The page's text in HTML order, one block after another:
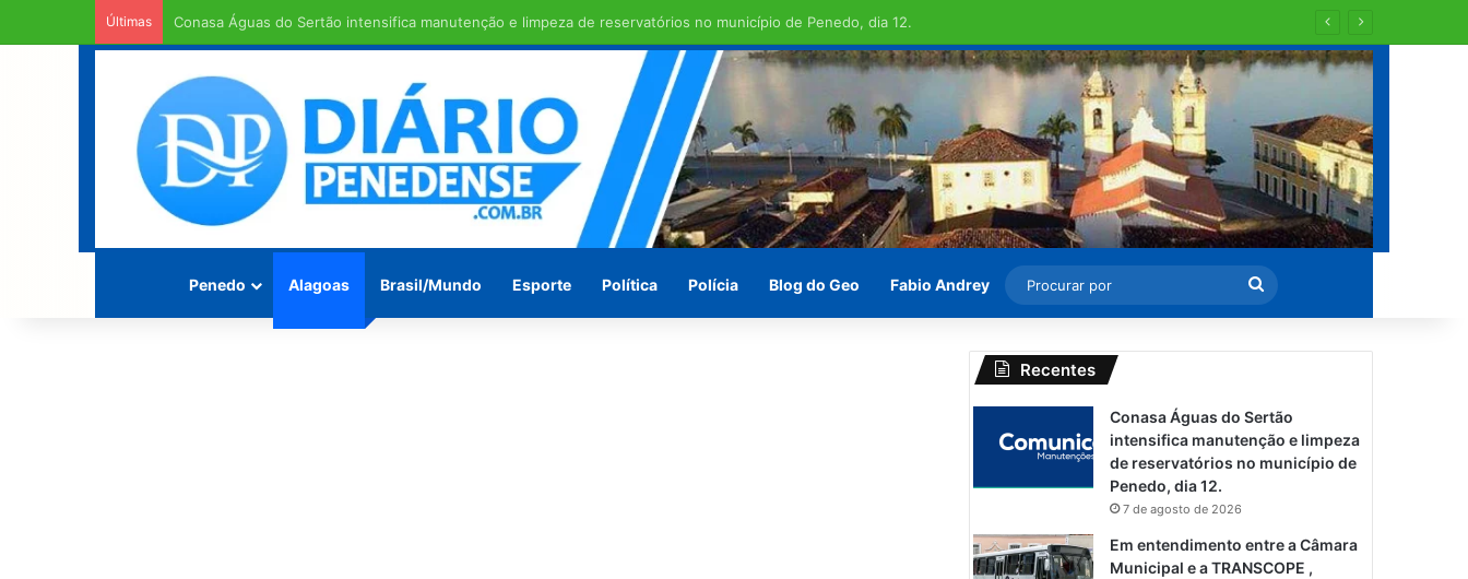
Últimas Em entendimento entre a Câmara Municipal e a TRANSCOPE , funcionamento do transporte coletivo volta a ser integral aos domingos e feriados
Penedo Alagoas Brasil/Mundo Esporte Política Polícia Blog do Geo Fabio Andrey
Procurar
por
Recentes
Conasa Águas do Sertão
intensifica manutenção e limpeza
de reservatórios no município de
Penedo, dia 12.
7 de agosto de 2026
Em entendimento entre a Câmara
Municipal e a TRANSCOPE ,